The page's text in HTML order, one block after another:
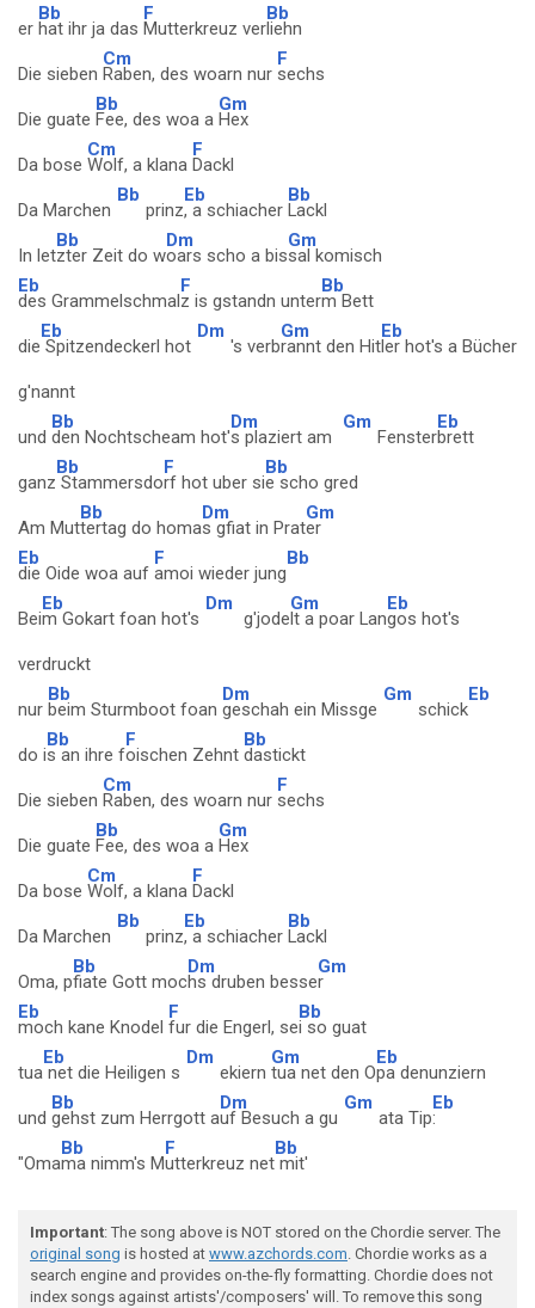
er
Bb
hat ihr ja das
F
Mutterkreuz ver
Bb
liehn
Die sieben
Cm
Raben, des woarn nur
F
sechs
Die guate
Bb
Fee, des woa a
Gm
Hex
Da bose
Cm
Wolf, a klana
F
Dackl
Da Marchen
Bb
prinz
Eb
, a schiacher
Bb
Lackl
In let
Bb
zter Zeit do w
Dm
oars scho a bis
Gm
sal komisch
Eb
des Grammelschmal
F
z is gstandn unter
Bb
m Bett
die
Eb
Spitzendeckerl hot
Dm
's verb
Gm
rannt den Hit
Eb
ler hot's a Bücher
g'nannt
und
Bb
den Nochtscheam hot'
Dm
s plaziert am
Gm
Fenster
Eb
brett
ganz
Bb
Stammersdo
F
rf hot uber si
Bb
e scho gred
Am Mut
Bb
tertag do homa
Dm
s gfiat in Prat
Gm
er
Eb
die Oide woa auf
F
amoi wieder jung
Bb
Bei
Eb
m Gokart foan hot's
Dm
g'jode
Gm
lt a poar Lan
Eb
gos hot's
verdruckt
nur
Bb
beim Sturmboot foan
Dm
geschah ein Missge
Gm
schick
Eb
do i
Bb
s an ihre f
F
oischen Zehnt
Bb
dastickt
Die sieben
Cm
Raben, des woarn nur
F
sechs
Die guate
Bb
Fee, des woa a
Gm
Hex
Da bose
Cm
Wolf, a klana
F
Dackl
Da Marchen
Bb
prinz
Eb
, a schiacher
Bb
Lackl
Oma, p
Bb
fiate Gott moc
Dm
hs druben besse
Gm
r
Eb
moch kane Knodel
F
fur die Engerl, se
Bb
i so guat
tua
Eb
net die Heiligen s
Dm
ekiern
Gm
tua net den O
Eb
pa denunziern
und
Bb
gehst zum Herrgott a
Dm
uf Besuch a gu
Gm
ata Tip
Eb
:
"Oma
Bb
ma nimm's M
F
utterkreuz net
Bb
mit'
Important: The song above is NOT stored on the Chordie server. The
original song is hosted at www.azchords.com. Chordie works as a
search engine and provides on-the-fly formatting. Chordie does not
index songs against artists'/composers' will. To remove this song